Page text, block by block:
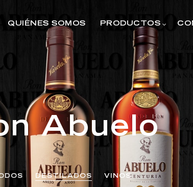
QUIÉNES SOMOS PRODUCTOS
Abuelo
DESTILADOS VINOS